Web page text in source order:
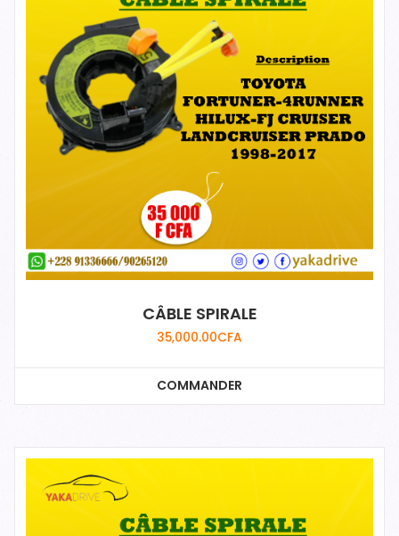
CÂBLE SPIRALE
35,000.00CFA
COMMANDER